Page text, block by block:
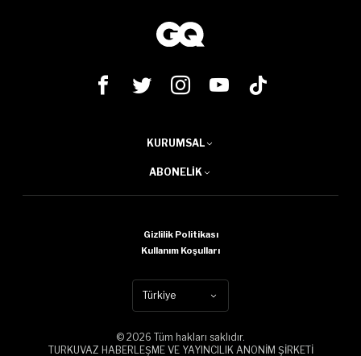
KURUMSAL
ABONELIK
Gizlilik Politikası
Kullanım Koşulları
Türkiye
© 2026 Tüm hakları saklıdır.
TURKUVAZ HABERLEŞME VE YAYINCILIK ANONİM ŞİRKETİ